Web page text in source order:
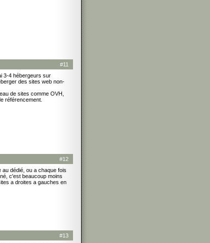
#11
3-4 hébergeurs sur
des sites web non-
de sites comme OVH,
référencement.
#12
dédié, ou a chaque fois
c'est beaucoup moins
a droites a gauches en
#13